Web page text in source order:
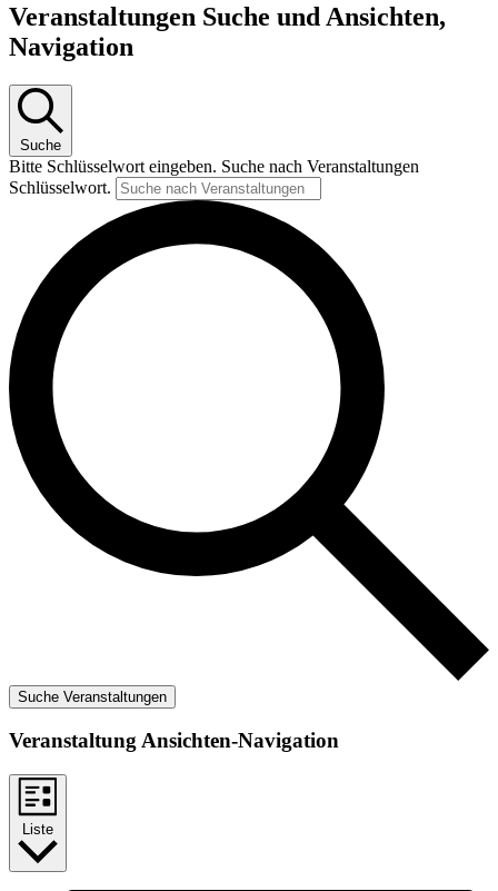
Veranstaltungen Suche und Ansichten,
Navigation
Suche
Bitte Schlüsselwort eingeben. Suche nach Veranstaltungen
Schlüsselwort.
Suche Veranstaltungen
Veranstaltung Ansichten-Navigation
Liste